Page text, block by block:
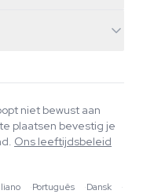
niet bewust aan
plaatsen bevestig je
Ons leeftijdsbeleid
·Português ·Dansk
·